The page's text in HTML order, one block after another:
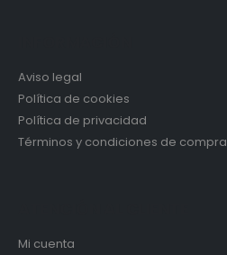
Aviso legal
Política de cookies
Política de privacidad
Términos y condiciones de compra
Mi cuenta